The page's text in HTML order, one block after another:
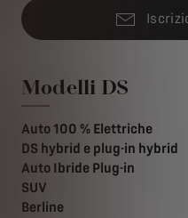
Modelli DS
Auto 100 % Elettriche
DS hybrid e plug-in hybrid
Auto Ibride Plug-in
SUV
Berline